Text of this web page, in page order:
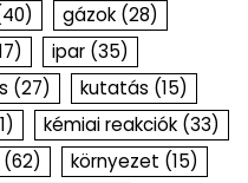
gázok (28)
ipar (35)
(27) kutatás (15)
kémiai reakciók (33)
(62) környezet (15)